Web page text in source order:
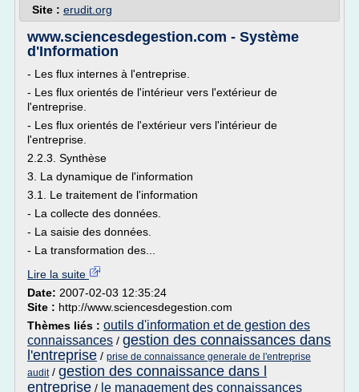
Site : erudit.org
www.sciencesdegestion.com - Système
d'Information
- Les flux internes à l'entreprise.
- Les flux orientés de l'intérieur vers l'extérieur de
l'entreprise.
- Les flux orientés de l'extérieur vers l'intérieur de
l'entreprise.
2.2.3. Synthèse
3. La dynamique de l'information
3.1. Le traitement de l'information
- La collecte des données.
- La saisie des données.
- La transformation des...
Lire la suite
Date: 2007-02-03 12:35:24
Site : http://www.sciencesdegestion.com
Thèmes liés : outils d'information et de gestion des
connaissances / gestion des connaissances dans
l'entreprise / prise de connaissance generale de l'entreprise
audit/ gestion des connaissance dans l
entreprise / le management des connaissances